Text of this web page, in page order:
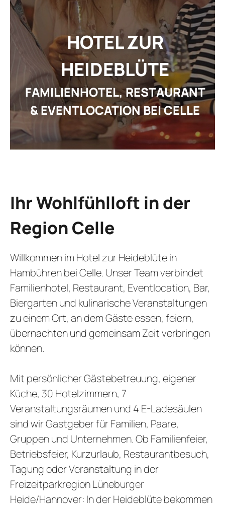
HOTEL ZUR
HEIDEBLÜTE
FAMILIENHOTEL, RESTAURANT
& EVENTLOCATION BEI CELLE
Ihr Wohlfühlloft in der
Region Celle
Willkommen im Hotel zur Heideblüte in
Hambühren bei Celle. Unser Team verbindet
Familienhotel, Restaurant, Eventlocation, Bar,
Biergarten und kulinarische Veranstaltungen
zu einem Ort, an dem Gäste essen, feiern,
übernachten und gemeinsam Zeit verbringen
können.
Mit persönlicher Gästebetreuung, eigener
Küche, 30 Hotelzimmern, 7
Veranstaltungsräumen und 4 E-Ladesäulen
sind wir Gastgeber für Familien, Paare,
Gruppen und Unternehmen. Ob Familienfeier,
Betriebsfeier, Kurzurlaub, Restaurantbesuch,
Tagung oder Veranstaltung in der
Freizeitparkregion Lüneburger
Heide/Hannover: In der Heideblüte bekommen